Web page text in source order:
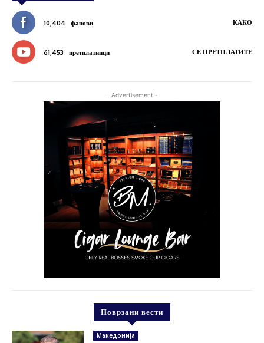
10,404 фанови КАКО
61,453 претплатници СЕ ПРЕТПЛАТИТЕ
- Advertisement -
Поврзани вести
Македонија